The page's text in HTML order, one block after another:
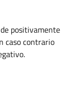
positivamente
caso contrario